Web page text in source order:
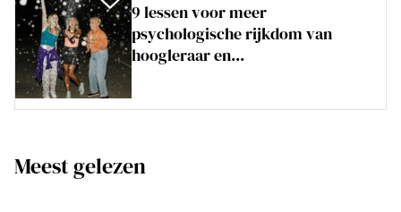
9 lessen voor meer
psychologische rijkdom van
hoogleraar en...
Meest gelezen